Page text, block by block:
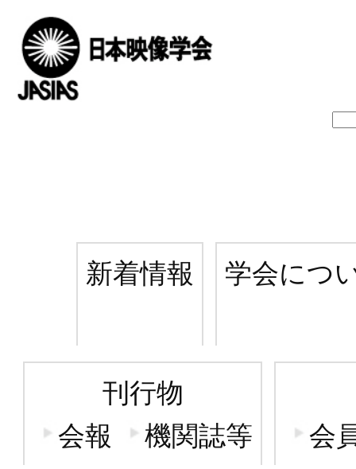
新着情報 学会につ
刊行物
会報
機関誌等 会